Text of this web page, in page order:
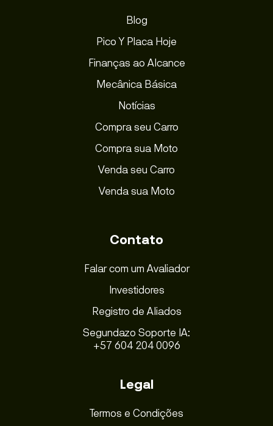
Blog
Pico Y Placa Hoje
Finanças ao Alcance
Mecânica Básica
Notícias
Compra seu Carro
Compra sua Moto
Venda seu Carro
Venda sua Moto
Contato
Falar com um Avaliador
Investidores
Registro de Aliados
Segundazo Soporte IA:
+57 604 204 0096
Legal
Termos e Condições